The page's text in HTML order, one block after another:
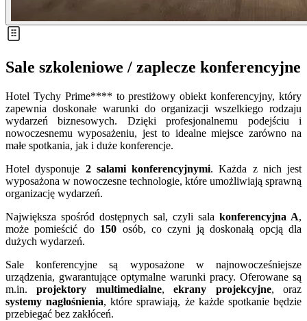
Sale szkoleniowe / zaplecze konferencyjne
Hotel Tychy Prime**** to prestiżowy obiekt konferencyjny, który
zapewnia doskonałe warunki do organizacji wszelkiego rodzaju
wydarzeń biznesowych. Dzięki profesjonalnemu podejściu i
nowoczesnemu wyposażeniu, jest to idealne miejsce zarówno na
małe spotkania, jak i duże konferencje.
Hotel dysponuje 2 salami konferencyjnymi. Każda z nich jest
wyposażona w nowoczesne technologie, które umożliwiają sprawną
organizację wydarzeń.
Największa spośród dostępnych sal, czyli sala konferencyjna A,
może pomieścić do 150 osób, co czyni ją doskonałą opcją dla
dużych wydarzeń.
Sale konferencyjne są wyposażone w najnowocześniejsze
urządzenia, gwarantujące optymalne warunki pracy. Oferowane są
m.in.projektory multimedialne,ekrany projekcyjne, oraz
systemy nagłośnienia, które sprawiają, że każde spotkanie będzie
przebiegać bez zakłóceń.